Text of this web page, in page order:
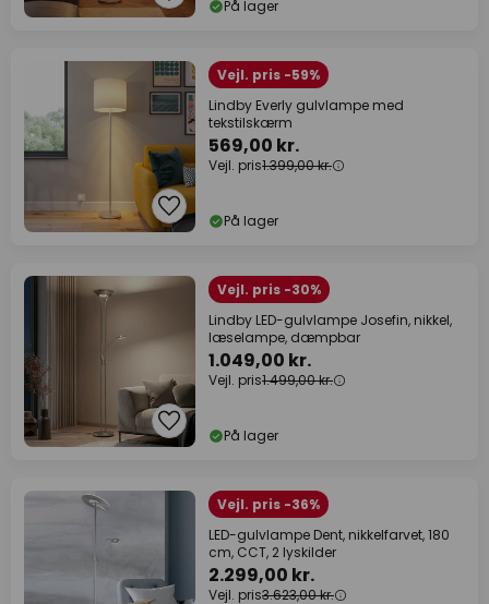
På lager
Vejl. pris -59%
Lindby Everly gulvlampe med
tekstilskærm
569,00 kr.
Vejl. pris1.399,00 kr.
På lager
Vejl. pris -30%
Lindby LED-gulvlampe Josefin, nikkel,
læselampe, dæmpbar
1.049,00 kr.
Vejl. pris1.499,00 kr.
På lager
Vejl. pris -36%
LED-gulvlampe Dent, nikkelfarvet, 180
cm, CCT, 2 lyskilder
2.299,00 kr.
Vejl. pris3.623,00 kr.